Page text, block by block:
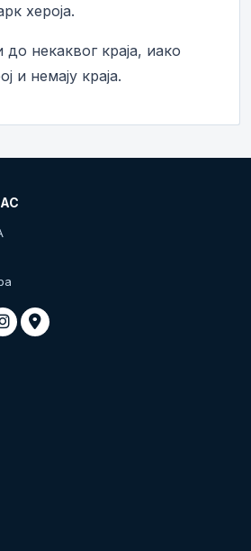
хероја.
некаквог краја, иако
и немају краја.